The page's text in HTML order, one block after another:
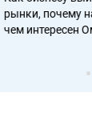
рынки, почему
чем интересен